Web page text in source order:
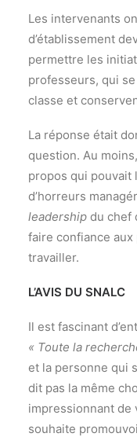
Les intervenants
d’établissement
permettre les
professeurs, qui
classe et
La réponse était
question. Au
propos qui pouvait
d’horreurs
leadership du chef
faire confiance
travailler.
L’AVIS DU SNALC
Il est fascinant
« Toute la
et la personne qui
dit pas la même
impressionnant de
souhaite